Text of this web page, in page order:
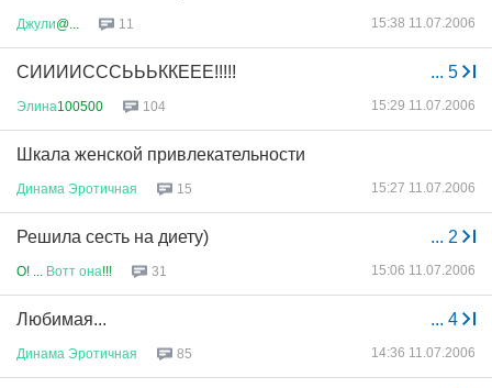
Джули@... 11 15:38 11.07.2006
... 5
СИИИИСССЬЬЬККЕЕЕ!!!!!
Элина100500 104 15:29 11.07.2006
Шкала женской привлекательности
Динама Эротичная 15 15:27 11.07.2006
... 2
Решила сесть на диету)
O! ... Вотт она!!! 31 15:06 11.07.2006
... 4
Любимая...
Динама Эротичная 85 14:36 11.07.2006